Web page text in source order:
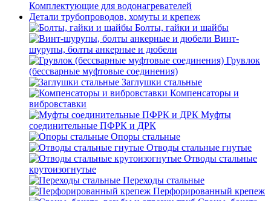
Комплектующие для водонагревателей
Детали трубопроводов, хомуты и крепеж
Болты, гайки и шайбы
Винт-
шурупы, болты анкерные и дюбели
Грувлок
(бессварные муфтовые соединения)
Заглушки стальные
Компенсаторы и
вибровставки
Муфты
соединительные ПФРК и ДРК
Опоры стальные
Отводы стальные гнутые
Отводы стальные
крутоизогнутые
Переходы стальные
Перфорированный крепеж